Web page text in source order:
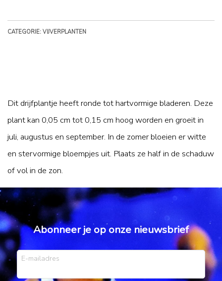
CATEGORIE: VIJVERPLANTEN
Dit drijfplantje heeft ronde tot hartvormige bladeren. Deze
plant kan 0,05 cm tot 0,15 cm hoog worden en groeit in
juli, augustus en september. In de zomer bloeien er witte
en stervormige bloempjes uit. Plaats ze half in de schaduw
of vol in de zon.
Abonneer je op onze nieuwsbrief
E-mailadres